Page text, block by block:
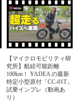
【マイクロモビリティ研
究所】航続可能距離
100km！ YADEA の最新
特定小型原付「CC-01T」
試乗インプレ（動画あ
り）